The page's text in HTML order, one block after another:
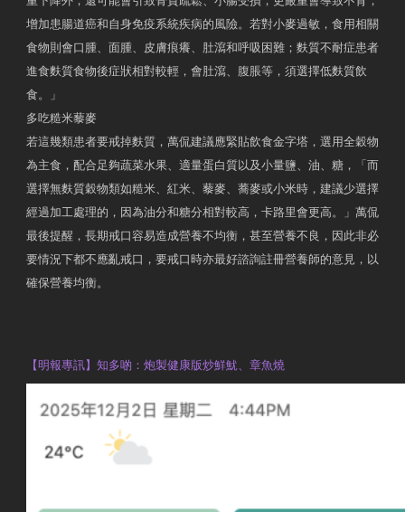
增加患腸道癌和自身免疫系統疾病的風險。若對小麥過敏，食用相關
食物則會口腫、面腫、皮膚痕癢、肚瀉和呼吸困難；麩質不耐症患者
進食麩質食物後症狀相對較輕，會肚瀉、腹脹等，須選擇低麩質飲
食。」
多吃糙米藜麥
若這幾類患者要戒掉麩質，萬侃建議應緊貼飲食金字塔，選用全穀物
為主食，配合足夠蔬菜水果、適量蛋白質以及小量鹽、油、糖，「而
選擇無麩質穀物類如糙米、紅米、藜麥、蕎麥或小米時，建議少選擇
經過加工處理的，因為油分和糖分相對較高，卡路里會更高。」萬侃
最後提醒，長期戒口容易造成營養不均衡，甚至營養不良，因此非必
要情況下都不應亂戒口，要戒口時亦最好諮詢註冊營養師的意見，以
確保營養均衡。
【明報專訊】知多啲：炮製健康版炒鮮魷、章魚燒